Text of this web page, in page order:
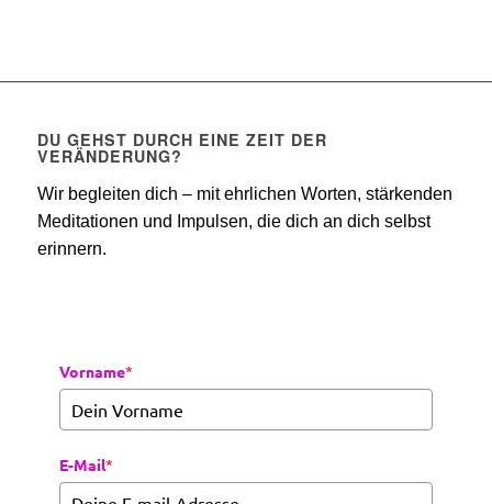
DU GEHST DURCH EINE ZEIT DER
VERÄNDERUNG?
Wir begleiten dich – mit ehrlichen Worten, stärkenden
Meditationen und Impulsen, die dich an dich selbst
erinnern.
Vorname*
E-Mail*